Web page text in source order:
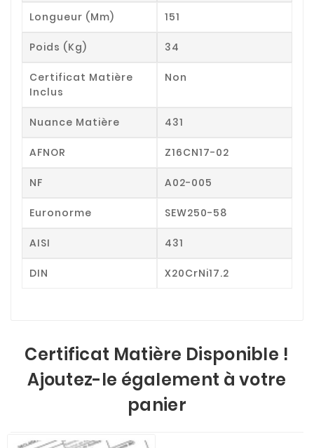
Longueur (mm) 151
Poids (kg) 34
Certificat Matière
Inclus
Non
Nuance Matière 431
AFNOR Z16CN17-02
NF A02-005
Euronorme SEW250-58
AISI 431
DIN X20CrNi17.2
Certificat Matière Disponible !
Ajoutez-le également à votre
panier